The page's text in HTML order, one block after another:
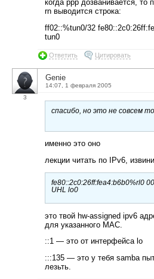
когда ppp дозванивается, то
rn выводится строка:
ff02::%tun0/32
tun0
Ответить Цитировать
3
Genie
14:07, 1 февраля 2005
спасибо, но это не совсем то
именно это оно
лекции читать по IPv6,
fe80::2c0:26ff:fea4:b6b0%rl0
UHL lo0
это твой hw-assigned ipv6
для указанного MAC.
::1 — это от интерфейса lo
:::135 — это у тебя samba
лезьть.